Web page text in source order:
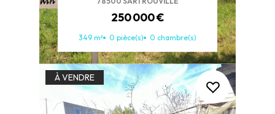
250 000 €
349 m² 0 pièce(s) 0 chambre(s)
À VENDRE